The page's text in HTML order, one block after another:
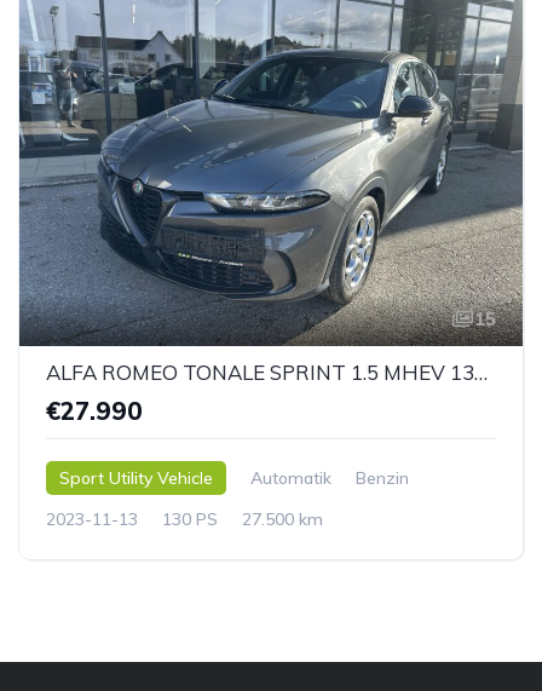
15
ALFA ROMEO TONALE SPRINT 1.5 MHEV 130 T4
€27.990
Sport Utility Vehicle Automatik
Benzin
2023-11-13
130 PS 27.500 km